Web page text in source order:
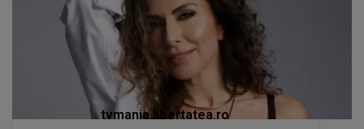
tvmania.libertatea.ro